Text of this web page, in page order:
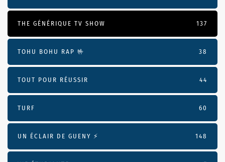
THE GÉNÉRIQUE TV SHOW 137
TOHU BOHU RAP 🤟 38
TOUT POUR RÉUSSIR 44
TURF 60
UN ÉCLAIR DE GUENY ⚡️ 148